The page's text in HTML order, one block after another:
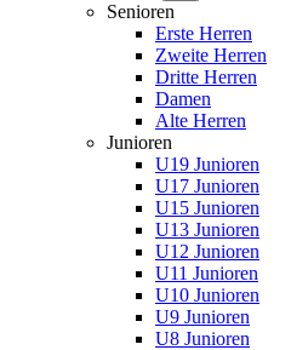
Senioren
Erste Herren
Zweite Herren
Dritte Herren
Damen
Alte Herren
Junioren
U19 Junioren
U17 Junioren
U15 Junioren
U13 Junioren
U12 Junioren
U11 Junioren
U10 Junioren
U9 Junioren
U8 Junioren